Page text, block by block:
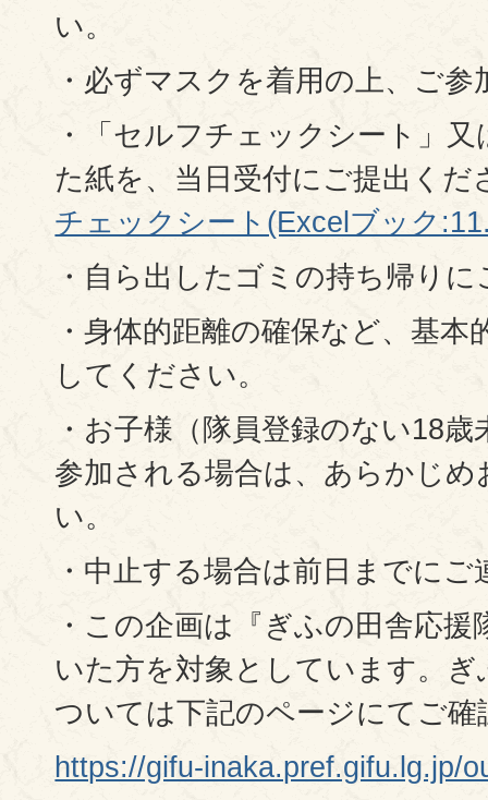
い。
・必ずマスクを着用の上、ご
・「セルフチェックシート」
た紙を、当日受付にご提出くだ
チェックシート(Excelブック
・自ら出したゴミの持ち帰り
・身体的距離の確保など、基本
してください。
・お子様（隊員登録のない18
参加される場合は、あらかじめ
い。
・中止する場合は前日までに
・この企画は『ぎふの田舎応
いた方を対象としています。ぎ
ついては下記のページにてご確
https://gifu-inaka.pref.gifu.lg.jp/